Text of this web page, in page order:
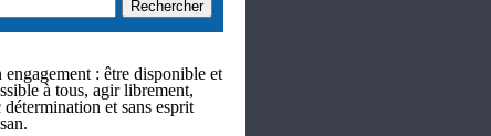
engagement : être disponible et
à tous, agir librement,
détermination et sans esprit